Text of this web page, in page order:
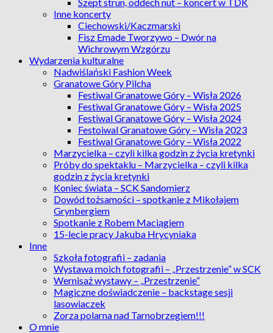
Inne koncerty
Ciechowski/Kaczmarski
Fisz Emade Tworzywo – Dwór na
Wichrowym Wzgórzu
Wydarzenia kulturalne
Nadwiślański Fashion Week
Granatowe Góry Pilcha
Festiwal Granatowe Góry – Wisła 2026
Festiwal Granatowe Góry – Wisła 2025
Festiwal Granatowe Góry – Wisła 2024
Festoiwal Granatowe Góry – Wisła 2023
Festiwal Granatowe Góry – Wisła 2022
Marzycielka – czyli kilka godzin z życia kretynki
Próby do spektaklu – Marzycielka – czyli kilka
godzin z życia kretynki
Koniec świata – SCK Sandomierz
Dowód tożsamości – spotkanie z Mikołajem
Grynbergiem
Spotkanie z Robem Maciągiem
15-lecie pracy Jakuba Hrycyniaka
Inne
Szkoła fotografii – zadania
Wystawa moich fotografii – „Przestrzenie” w SCK
Wernisaż wystawy – „Przestrzenie”
Magiczne doświadczenie – backstage sesji
lasowiaczek
Zorza polarna nad Tarnobrzegiem!!!
O mnie